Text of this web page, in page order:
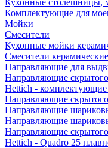
Кухонные столешницы,
Комплектующие для
Мойки
Смесители
Кухонные мойки
Смесители керамические
Направляющие для
Направляющие
Hettich -
Направляющие
Направляющие
Направляющие
Направляющие
Hettich - Quadro 25